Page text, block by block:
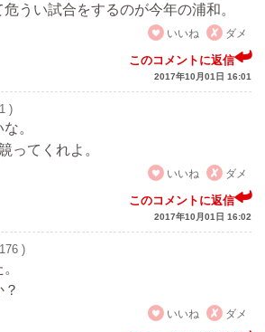
うい試合をするのが今年の浦和。
いいね
ダメ
このコメントに返信
2017年10月01日 16:01
)
。
ってくれよ。
いいね
ダメ
このコメントに返信
2017年10月01日 16:02
)
いいね
ダメ